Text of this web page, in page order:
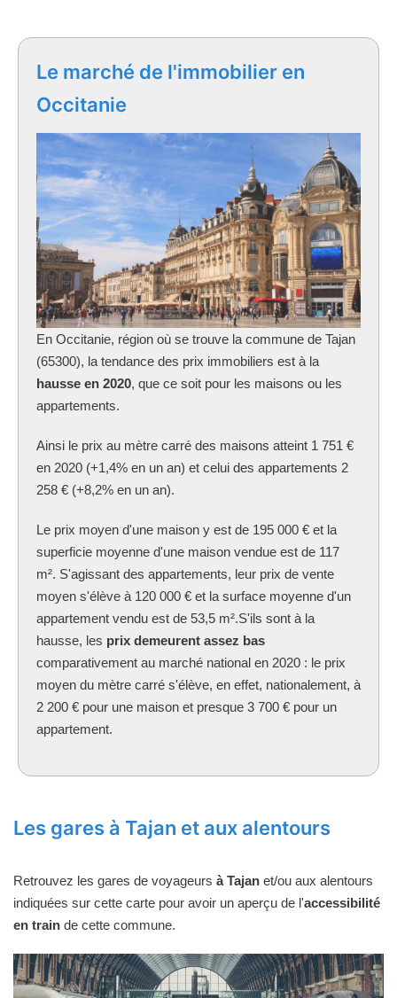
Le marché de l'immobilier en
Occitanie
En Occitanie, région où se trouve la commune de Tajan
(65300), la tendance des prix immobiliers est à la
hausse en 2020, que ce soit pour les maisons ou les
appartements.
Ainsi le prix au mètre carré des maisons atteint 1 751 €
en 2020 (+1,4% en un an) et celui des appartements 2
258 € (+8,2% en un an).
Le prix moyen d'une maison y est de 195 000 € et la
superficie moyenne d'une maison vendue est de 117
m². S'agissant des appartements, leur prix de vente
moyen s'élève à 120 000 € et la surface moyenne d'un
appartement vendu est de 53,5 m².S'ils sont à la
hausse, les prix demeurent assez bas
comparativement au marché national en 2020 : le prix
moyen du mètre carré s'élève, en effet, nationalement, à
2 200 € pour une maison et presque 3 700 € pour un
appartement.
Les gares à Tajan et aux alentours
Retrouvez les gares de voyageurs à Tajan et/ou aux alentours
indiquées sur cette carte pour avoir un aperçu de l'accessibilité
en train de cette commune.